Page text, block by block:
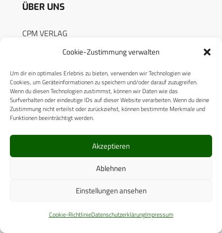
Cookie-Zustimmung verwalten
Um dir ein optimales Erlebnis zu bieten, verwenden wir Technologien wie
Cookies, um Geräteinformationen zu speichern und/oder darauf zuzugreifen.
Wenn du diesen Technologien zustimmst, können wir Daten wie das
Surfverhalten oder eindeutige IDs auf dieser Website verarbeiten. Wenn du deine
Zustimmung nicht erteilst oder zurückziehst, können bestimmte Merkmale und
Funktionen beeinträchtigt werden.
Akzeptieren
Ablehnen
Einstellungen ansehen
Cookie-RichtlinieDatenschutzerklärungImpressum
ÜBER UNS
CPM VERLAG
CPM PUBLICATIONS
CPM EVENTS
KONTAKT
AUTORENHINWEISE
RECHTLICHES
Datenschutzerklärung